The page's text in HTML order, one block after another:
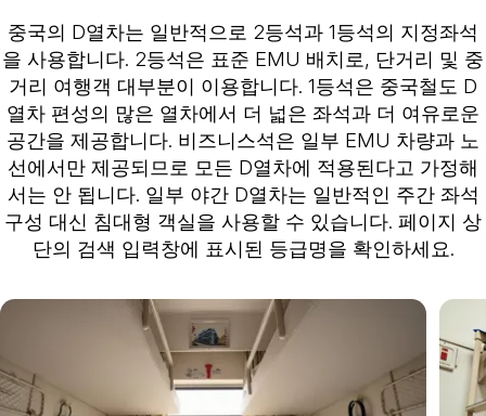
중국의 D열차는 일반적으로 2등석과 1등석의 지정좌석
을 사용합니다. 2등석은 표준 EMU 배치로, 단거리 및 중
거리 여행객 대부분이 이용합니다. 1등석은 중국철도 D
열차 편성의 많은 열차에서 더 넓은 좌석과 더 여유로운
공간을 제공합니다. 비즈니스석은 일부 EMU 차량과 노
선에서만 제공되므로 모든 D열차에 적용된다고 가정해
서는 안 됩니다. 일부 야간 D열차는 일반적인 주간 좌석
구성 대신 침대형 객실을 사용할 수 있습니다. 페이지 상
단의 검색 입력창에 표시된 등급명을 확인하세요.